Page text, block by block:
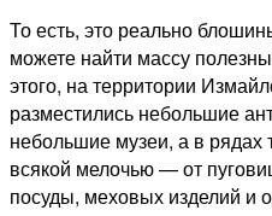
То есть, это реально
можете найти массу
этого, на территории
разместились небольшие
небольшие музеи, а в рядах
всякой мелочью — от
посуды, меховых изделий и